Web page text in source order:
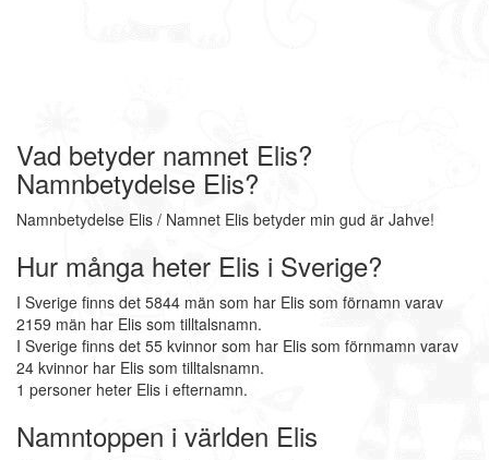
Vad betyder namnet Elis?
Namnbetydelse Elis?
Namnbetydelse Elis / Namnet Elis betyder min gud är Jahve!
Hur många heter Elis i Sverige?
I Sverige finns det 5844 män som har Elis som förnamn varav
2159 män har Elis som tilltalsnamn.
I Sverige finns det 55 kvinnor som har Elis som förnmamn varav
24 kvinnor har Elis som tilltalsnamn.
1 personer heter Elis i efternamn.
Namntoppen i världen Elis